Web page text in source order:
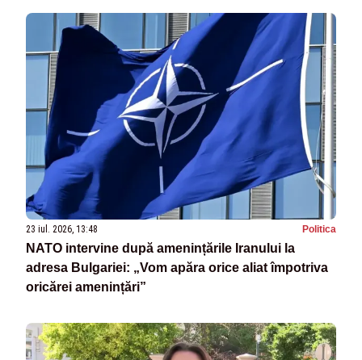
23 iul. 2026, 13:48 Politica
NATO intervine după amenințările Iranului la
adresa Bulgariei: „Vom apăra orice aliat împotriva
oricărei amenințări”